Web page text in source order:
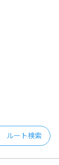
ルート検索